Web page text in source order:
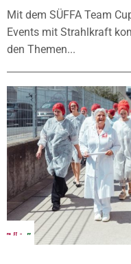
Mit dem SÜFFA Team
Events mit Strahlkraft
den Themen...